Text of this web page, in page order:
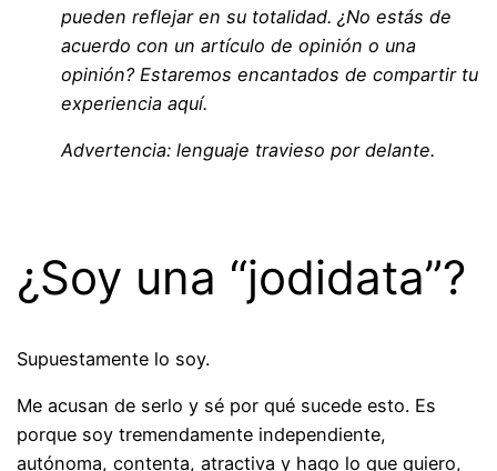
pueden reflejar en su totalidad. ¿No estás de
acuerdo con un artículo de opinión o una
opinión? Estaremos encantados de compartir tu
experiencia aquí.
Advertencia: lenguaje travieso por delante.
¿Soy una “jodidata”?
Supuestamente lo soy.
Me acusan de serlo y sé por qué sucede esto. Es
porque soy tremendamente independiente,
autónoma, contenta, atractiva y hago lo que quiero,